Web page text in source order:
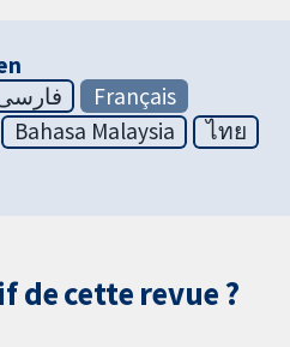
Français
Bahasa Malaysia
ไทย
de cette revue ?